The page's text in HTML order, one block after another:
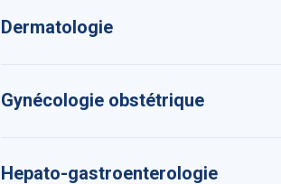
Dermatologie
Gynécologie obstétrique
Hepato-gastroenterologie